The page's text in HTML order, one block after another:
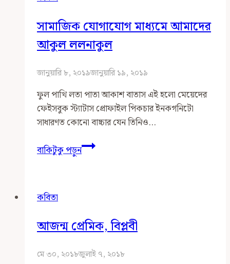
সামাজিক যোগাযোগ মাধ্যমে আমাদের
আকুল ললনাকুল
জানুয়ারি ৮, ২০১৯জানুয়ারি ১৯, ২০১৯
ফুল পাখি লতা পাতা আকাশ বাতাস এই হলো মেয়েদের
ফেইসবুক স্ট্যাটাস প্রোফাইল পিকচার ইনকগনিটো
সাধারণত কোনো বাচ্চার যেন তিনিও…
বাকিটুকু পড়ুনসামাজিক
যোগাযোগ
কবিতা
আজন্ম প্রেমিক, বিপ্লবী
মে ৩০, ২০১৮জুলাই ৭, ২০১৮